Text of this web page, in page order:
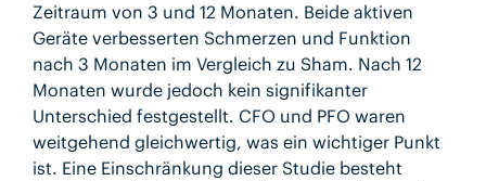
Zeitraum von 3 und 12 Monaten. Beide aktiven
Geräte verbesserten Schmerzen und Funktion
nach 3 Monaten im Vergleich zu Sham. Nach 12
Monaten wurde jedoch kein signifikanter
Unterschied festgestellt. CFO und PFO waren
weitgehend gleichwertig, was ein wichtiger Punkt
ist. Eine Einschränkung dieser Studie besteht